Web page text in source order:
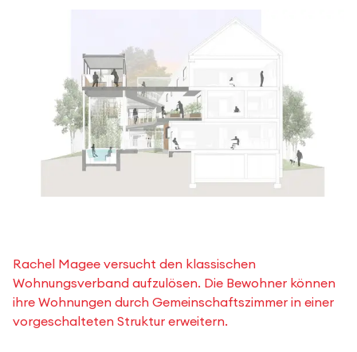
Rachel Magee versucht den klassischen
Wohnungsverband aufzulösen. Die Bewohner können
ihre Wohnungen durch Gemeinschaftszimmer in einer
vorgeschalteten Struktur erweitern.